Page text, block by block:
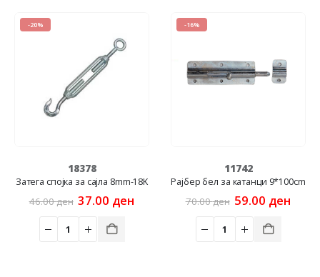
-20%
18378
Затега спојка за сајла 8mm-18K
46.00ден Original
was:
46.00 ден.
37.00 ден
-16%
11742
Рајбер бел за катанци 9*100cm
70.00ден Original
was:
70.00 ден.
59.00 ден